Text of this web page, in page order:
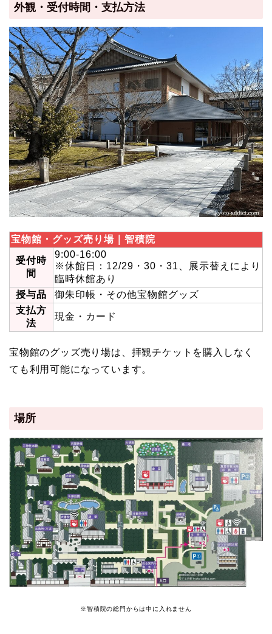
外観・受付時間・支払方法
宝物館・グッズ売り場｜智積院
受付時
間
9:00-16:00
※休館日：12/29・30・31、展示替えにより
臨時休館あり
授与品
御朱印帳・その他宝物館グッズ
支払方
法
現金・カード
宝物館のグッズ売り場は、拝観チケットを購入しなく
ても利用可能になっています。
場所
※智積院の総門からは中に入れません